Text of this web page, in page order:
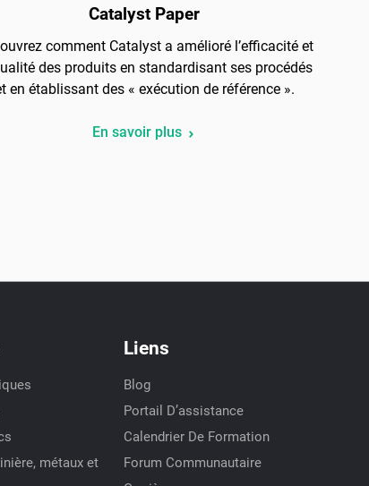
Catalyst Paper
comment Catalyst a amélioré l’efficacité et
des produits en standardisant ses procédés
en établissant des « exécution de référence ».
En savoir plus
métaux et
Liens
Blog
Portail D’assistance
Calendrier De Formation
Forum Communautaire